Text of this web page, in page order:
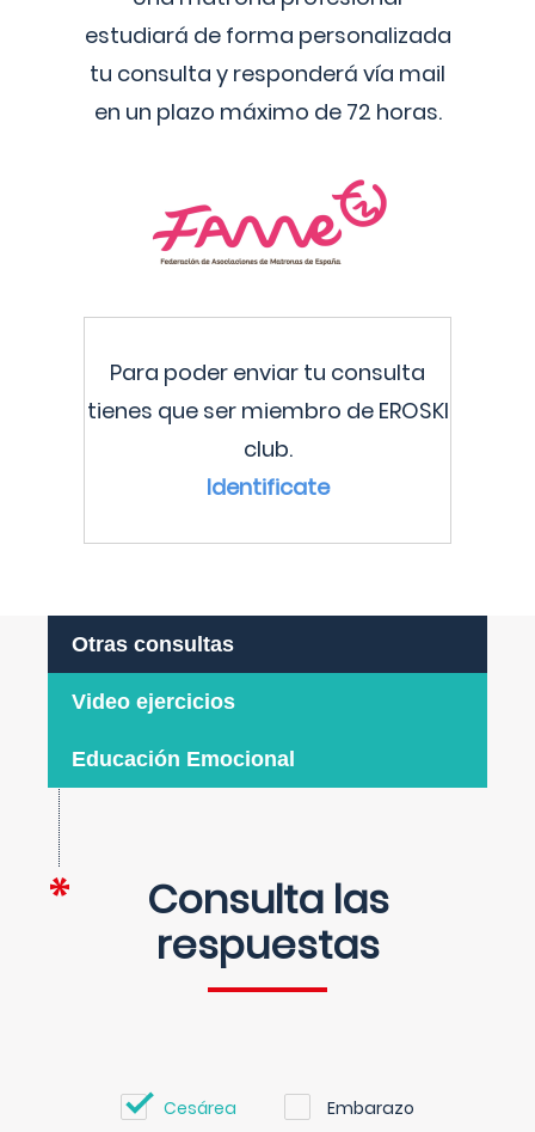
estudiará de forma personalizada
tu consulta y responderá vía mail
en un plazo máximo de 72 horas.
Para poder enviar tu consulta
tienes que ser miembro de EROSKI
club.
Identificate
Otras consultas
Video ejercicios
Educación Emocional
Consulta las
respuestas
Cesárea Embarazo